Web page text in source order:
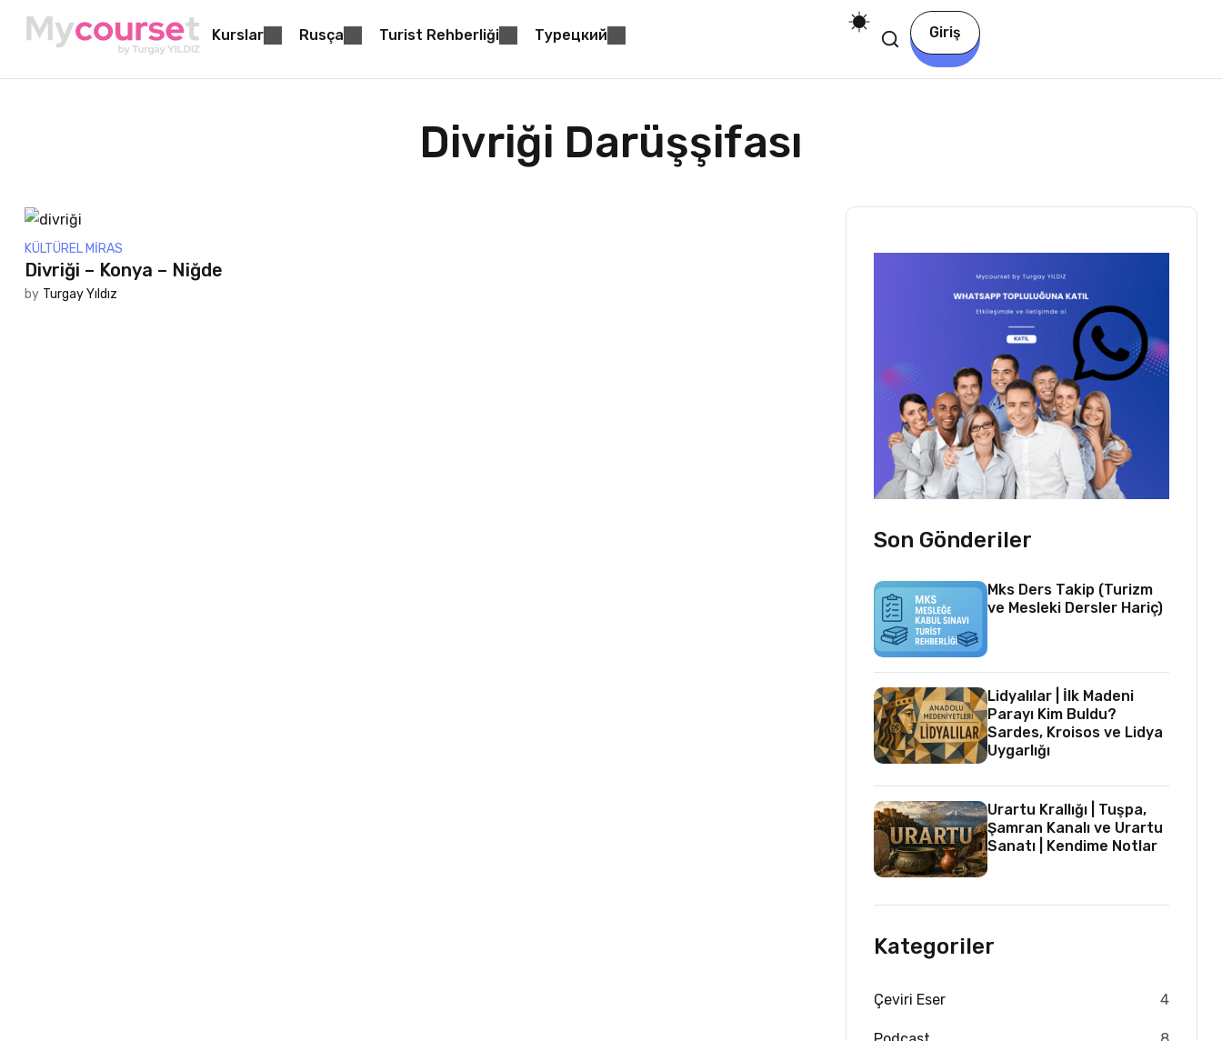
Kurslar Rusça Turist Rehberliği Турецкий Giriş
Divriği Darüşşifası
KÜLTÜREL MIRAS
Divriği – Konya – Niğde
by Turgay Yıldız
Son Gönderiler
Mks Ders Takip (Turizm
ve Mesleki Dersler Hariç)
Lidyalılar | İlk Madeni
Parayı Kim Buldu?
Sardes, Kroisos ve Lidya
Uygarlığı
Urartu Krallığı | Tuşpa,
Şamran Kanalı ve Urartu
Sanatı | Kendime Notlar
Kategoriler
Çeviri Eser 4